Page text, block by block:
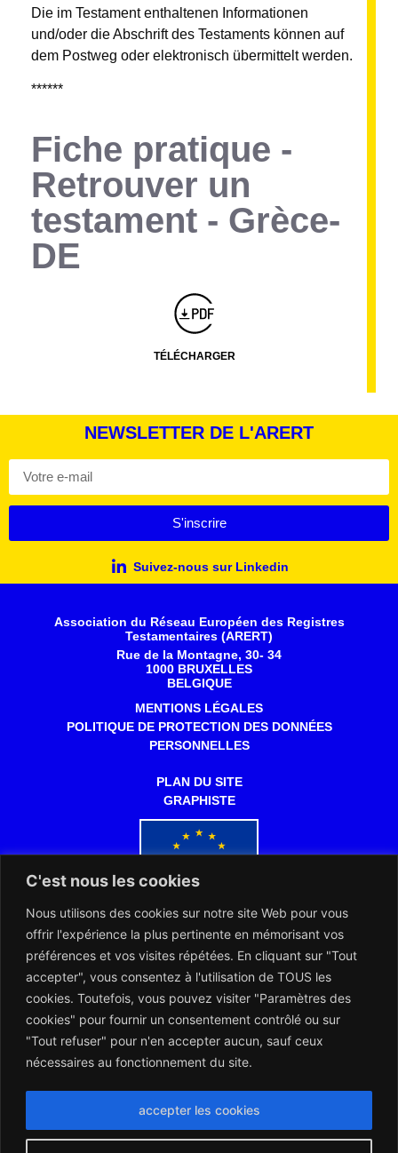
C'est nous les cookies
Nous utilisons des cookies sur notre site Web pour vous
offrir l'expérience la plus pertinente en mémorisant vos
préférences et vos visites répétées. En cliquant sur "Tout
accepter", vous consentez à l'utilisation de TOUS les
cookies. Toutefois, vous pouvez visiter "Paramètres des
cookies" pour fournir un consentement contrôlé ou sur
"Tout refuser" pour n'en accepter aucun, sauf ceux
nécessaires au fonctionnement du site.
accepter les cookies
Die im Testament enthaltenen Informationen
und/oder die Abschrift des Testaments können auf
dem Postweg oder elektronisch übermittelt werden.
******
Fiche pratique -
Retrouver un
testament - Grèce-
DE
TÉLÉCHARGER
NEWSLETTER DE L'ARERT
S'inscrire
Suivez-nous sur Linkedin
Association du Réseau Européen des Registres
Testamentaires (ARERT)
Rue de la Montagne, 30- 34
1000 BRUXELLES
BELGIQUE
MENTIONS LÉGALES
POLITIQUE DE PROTECTION DES DONNÉES
PERSONNELLES
PLAN DU SITE
GRAPHISTE
Co-financé par l'Union européenne
L’ARERT et les Notaires d’Europe collaborent dans l’intérêt des
citoyens européensMontserrat_bold
ABCDEFGHIJKLMNOPQRSTUVWXYZ
abcdefghijklmnopqrstuvwxyz